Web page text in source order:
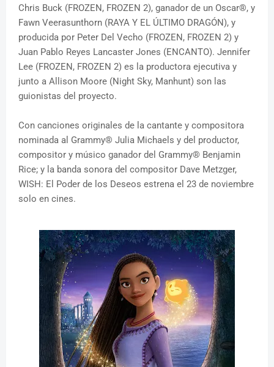
Chris Buck (FROZEN, FROZEN 2), ganador de un Oscar®, y
Fawn Veerasunthorn (RAYA Y EL ÚLTIMO DRAGÓN), y
producida por Peter Del Vecho (FROZEN, FROZEN 2) y
Juan Pablo Reyes Lancaster Jones (ENCANTO). Jennifer
Lee (FROZEN, FROZEN 2) es la productora ejecutiva y
junto a Allison Moore (Night Sky, Manhunt) son las
guionistas del proyecto.
Con canciones originales de la cantante y compositora
nominada al Grammy® Julia Michaels y del productor,
compositor y músico ganador del Grammy® Benjamin
Rice; y la banda sonora del compositor Dave Metzger,
WISH: El Poder de los Deseos estrena el 23 de noviembre
solo en cines.